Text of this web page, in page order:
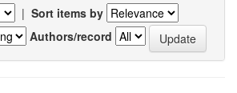
| Sort items by
Authors/record